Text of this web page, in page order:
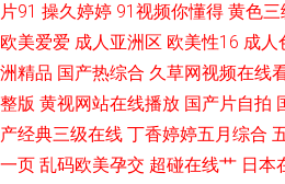
毛片 午夜肏屄视频 九九日韩无码 成人福利
导航婷 国产十区 另类口性交爱 青青操在线
站男同女同 伊人久久资源网站 亚洲最色网
片91 操久婷婷 91视频你懂得 黄色三
欧美爱爱 成人亚洲区 欧美性16 成人
洲精品 国产热综合 久草网视频在线
整版 黄视网站在线播放 国产片自拍
产经典三级在线 丁香婷婷五月综合
一页 乱码欧美孕交 超碰在线艹 日本